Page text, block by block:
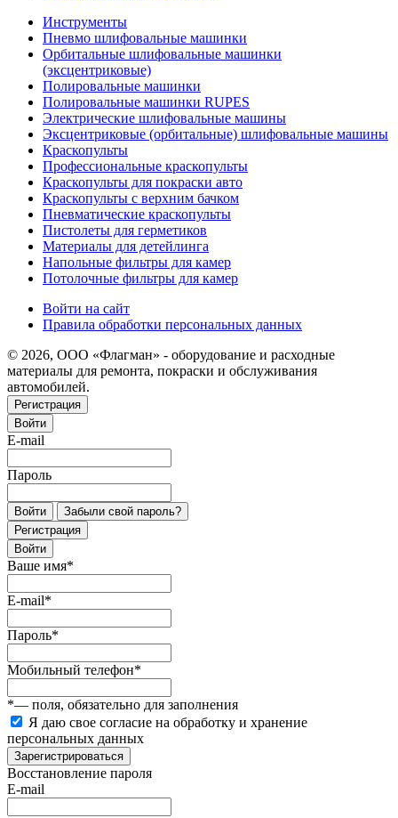
Инструменты
Пневмо шлифовальные машинки
Орбитальные шлифовальные машинки
(эксцентриковые)
Полировальные машинки
Полировальные машинки RUPES
Электрические шлифовальные машины
Эксцентриковые (орбитальные) шлифовальные машины
Краскопульты
Профессиональные краскопульты
Краскопульты для покраски авто
Краскопульты с верхним бачком
Пневматические краскопульты
Пистолеты для герметиков
Материалы для детейлинга
Напольные фильтры для камер
Потолочные фильтры для камер
Войти на сайт
Правила обработки персональных данных
© 2026, ООО «Флагман» - оборудование и расходные
материалы для ремонта, покраски и обслуживания
автомобилей.
Регистрация
Войти
E-mail
Пароль
Войти
Забыли свой пароль?
Регистрация
Войти
Ваше имя*
E-mail*
Пароль*
Мобильный телефон*
*— поля, обязательно для заполнения
Я даю свое согласие на обработку и хранение
персональных данных
Зарегистрироваться
Восстановление пароля
E-mail